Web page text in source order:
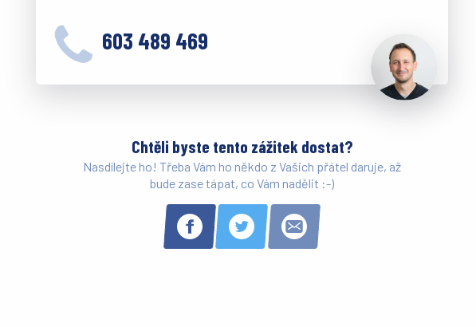
603 489 469
Chtěli byste tento zážitek dostat?
Nasdílejte ho! Třeba Vám ho někdo z Vašich přátel daruje, až
bude zase tápat, co Vám nadělit :-)